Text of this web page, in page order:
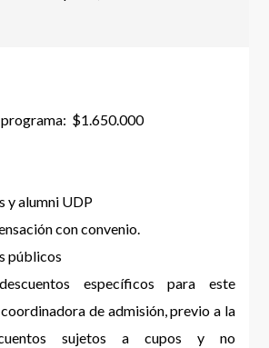
$1.650.000
y alumni UDP
con convenio.
públicos
específicos para este
de admisión, previo a la
sujetos a cupos y no